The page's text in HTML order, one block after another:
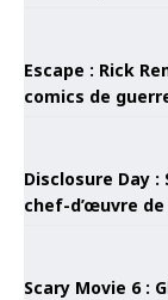
Escape : Rick
comics de
Disclosure Day
chef-d’œuvre
Scary Movie 6 :